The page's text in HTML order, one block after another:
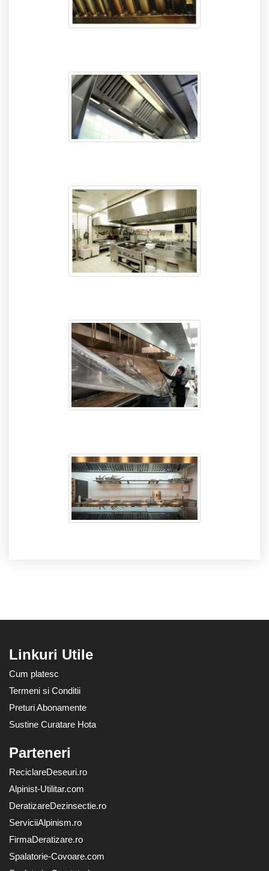
Linkuri Utile
Cum platesc
Termeni si Conditii
Preturi Abonamente
Sustine Curatare Hota
Parteneri
ReciclareDeseuri.ro
Alpinist-Utilitar.com
DeratizareDezinsectie.ro
ServiciiAlpinism.ro
FirmaDeratizare.ro
Spalatorie-Covoare.com